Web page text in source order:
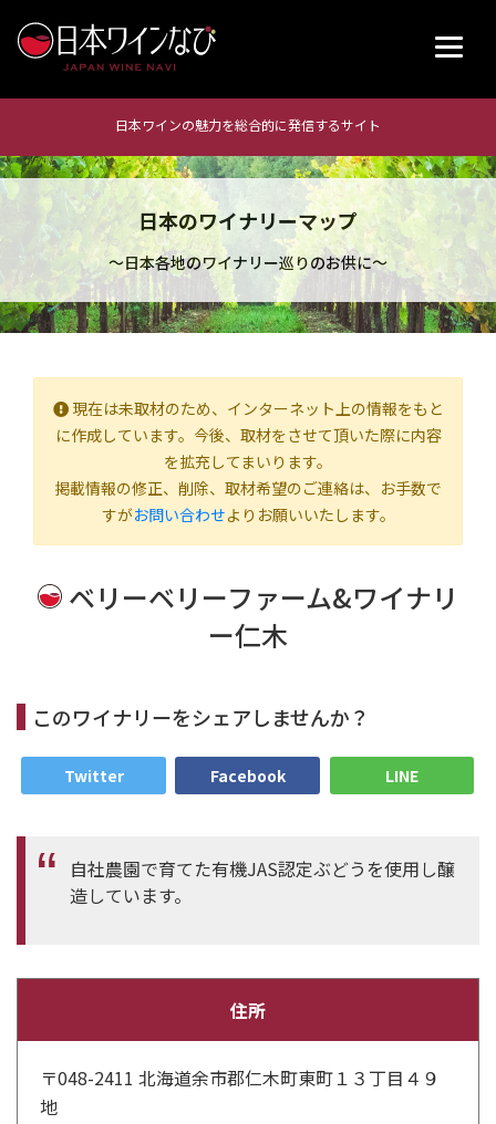
日本ワインの魅力を総合的に発信するサイト
日本のワイナリーマップ
～日本各地のワイナリー巡りのお供に～
現在は未取材のため、インターネット上の情報をもと
に作成しています。今後、取材をさせて頂いた際に内容
を拡充してまいります。
掲載情報の修正、削除、取材希望のご連絡は、お手数で
すがお問い合わせよりお願いいたします。
ベリーベリーファーム&ワイナリ
ー仁木
このワイナリーをシェアしませんか？
Twitter Facebook LINE
自社農園で育てた有機JAS認定ぶどうを使用し醸
造しています。
住所
〒048-2411 北海道余市郡仁木町東町１３丁目４９
地